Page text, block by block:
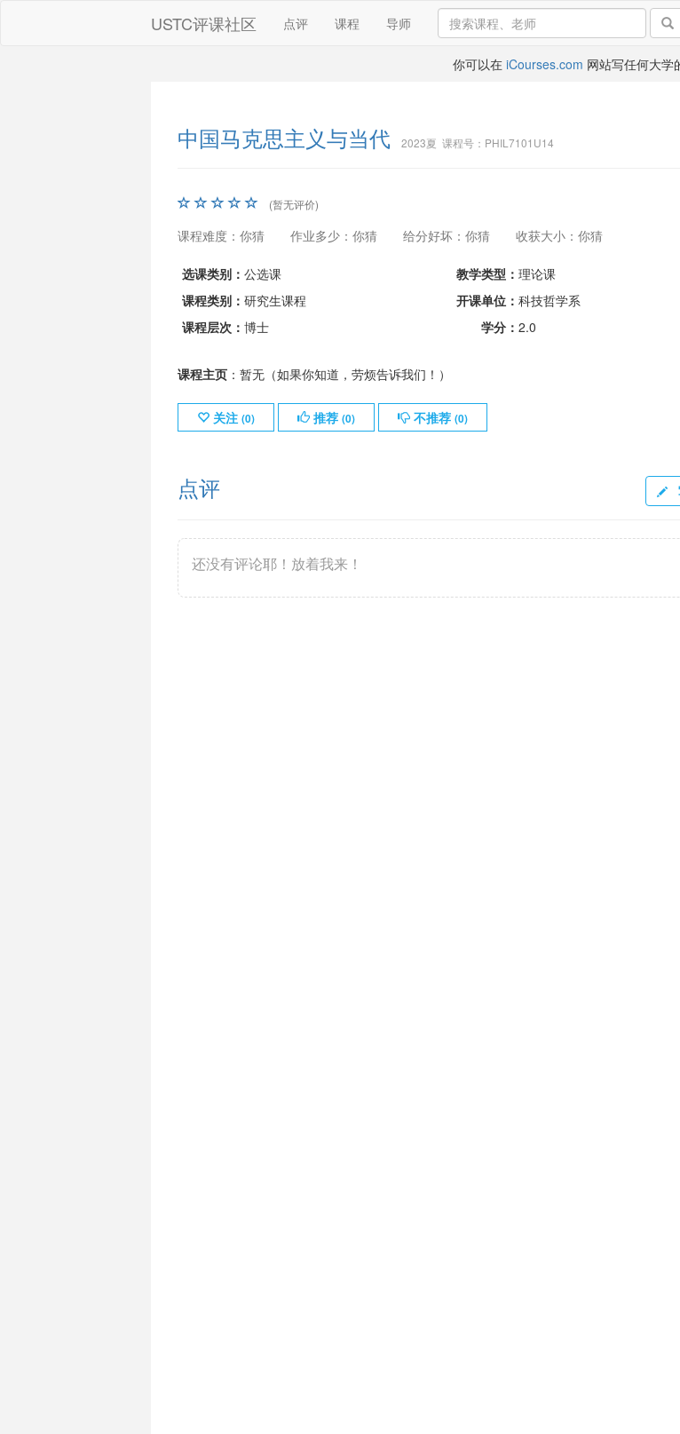
USTC评课社区 点评 课程 导师
你可以在 iCourses.com 网站写任何大学
中国马克思主义与当代 2023夏 课程号：PHIL7101U14
(暂无评价)
课程难度：你猜 作业多少：你猜 给分好坏：你猜 收获大小：你猜
选课类别： 公选课 教学类型： 理论课
课程类别： 研究生课程 开课单位： 科技哲学系
课程层次： 博士 学分： 2.0
课程主页：暂无（如果你知道，劳烦告诉我们！）
关注 (0) 推荐 (0) 不推荐 (0)
点评
还没有评论耶！放着我来！